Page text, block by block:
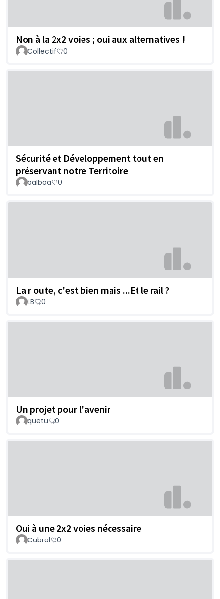
Non à la 2x2 voies ; oui aux alternatives !
Collectif 0
Sécurité et Développement tout en
préservant notre Territoire
balboa 0
La r oute, c'est bien mais ...Et le rail ?
LB 0
Un projet pour l'avenir
quetu 0
Oui à une 2x2 voies nécessaire
Cabrol 0